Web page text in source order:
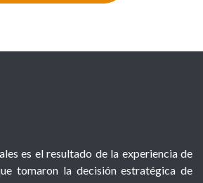
es el resultado de la experiencia de
tomaron la decisión estratégica de